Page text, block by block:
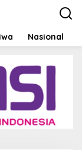
Nasional